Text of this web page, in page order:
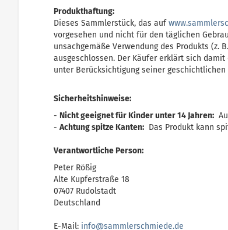
Produkthaftung:
Dieses Sammlerstück, das aufwww.sammlersc
vorgesehen und nicht für den täglichen
unsachgemäße Verwendung des Produkts (z.
ausgeschlossen. Der Käufer erklärt sich
unter Berücksichtigung seiner
Sicherheitshinweise:
- Nicht geeignet für Kinder unter 14 Jahren:
- Achtung spitze Kanten: Das Produkt kann
Verantwortliche Person:
Peter Rößig
Alte Kupferstraße 18
07407 Rudolstadt
Deutschland
E-Mail: info@sammlerschmiede.de